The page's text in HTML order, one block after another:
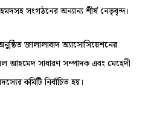
সংগঠনের অন্যান্য শীর্ষ নেতৃবৃন্দ।
জালালাবাদ অ্যাসোসিয়েশনের
আহমেদ সাধারণ সম্পাদক এবং মেহেদী
কমিটি নির্বাচিত হয়।